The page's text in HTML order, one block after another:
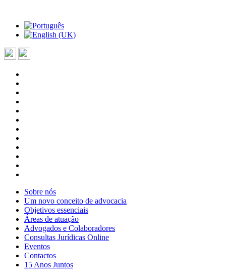
Sobre nós
Um novo conceito de advocacia
Objetivos essenciais
Áreas de atuação
Advogados e Colaboradores
Consultas Jurídicas Online
Eventos
Contactos
15 Anos Juntos